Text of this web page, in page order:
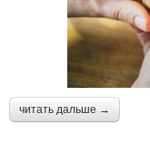
читать дальше →